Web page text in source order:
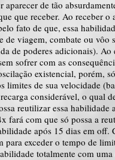
de tão
que receber. Ao receber
fato de que, essa
viagem, combate ou vôo
de poderes adicionais).
sofrer com as
existencial, porém,
limites de sua velocidade
considerável, o qual
reutilizar essa
fará com que só possa a
após 15 dias em
exceder o tempo de
totalmente com